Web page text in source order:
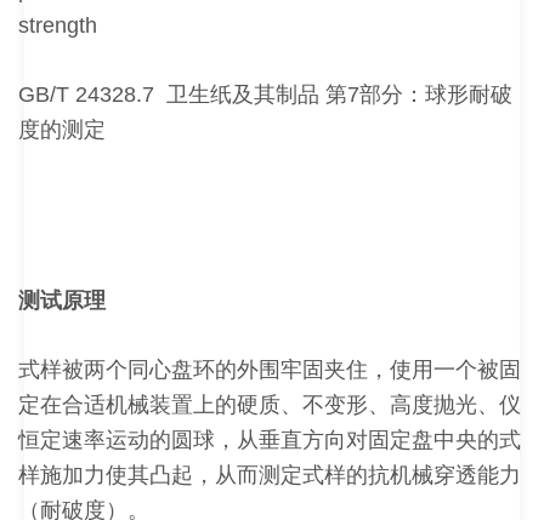
strength
GB/T 24328.7 卫生纸及其制品 第7部分：球形耐破
度的测定
测试原理
式样被两个同心盘环的外围牢固夹住，使用一个被固
定在合适机械装置上的硬质、不变形、高度抛光、仪
恒定速率运动的圆球，从垂直方向对固定盘中央的式
样施加力使其凸起，从而测定式样的抗机械穿透能力
（耐破度）。